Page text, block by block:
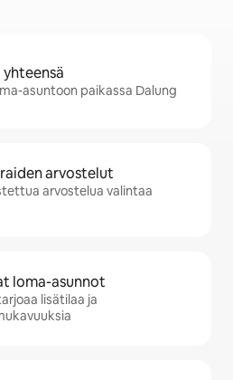
asuntoon paikassa Dalung
arvostelut
arvostelua valintaa
loma-asunnot
lisätilaa ja